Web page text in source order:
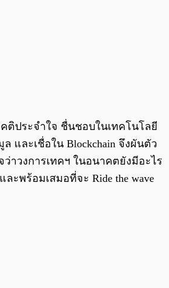
คติประจำใจ ชื่นชอบในเทคโนโลยี
และเชื่อใน Blockchain จึงผันตัว
าวงการเทคฯ ในอนาคตยังมีอะไร
ะพร้อมเสมอที่จะ Ride the wave